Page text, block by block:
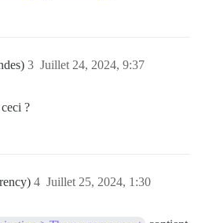
Juillet 24, 2024, 9:37
3
?
Juillet 25, 2024, 1:30
4